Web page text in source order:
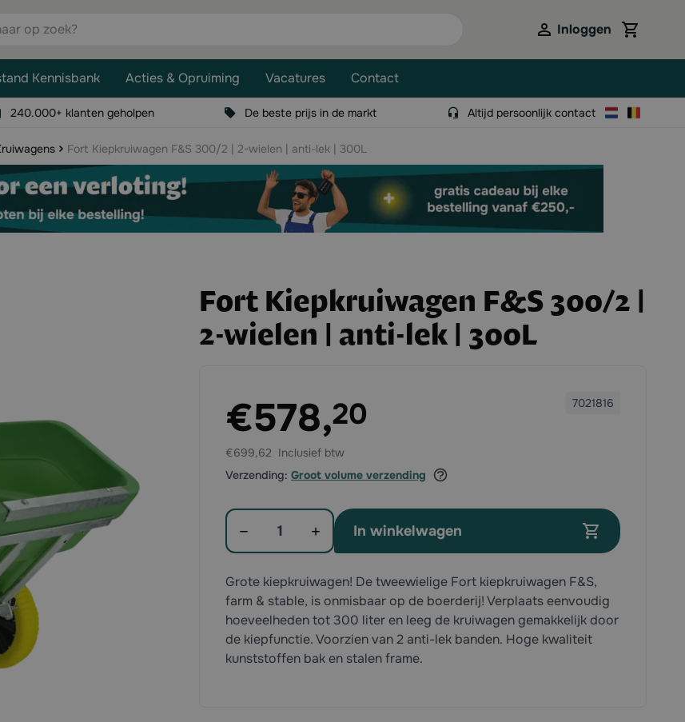
zoek? Inloggen View
Kennisbank Acties & Opruiming Vacatures Contact
240.000+ klanten geholpen De beste prijs in de markt Altijd persoonlijk contact
Fort Kiepkruiwagen F&S 300/2 | 2-wielen | anti-lek | 300L
Fort Kiepkruiwagen F&S 300/2 |
2-wielen | anti-lek | 300L
Exclusief btw:
€578,20
€699,62
7021816
Verzending: Groot volume verzending
Aantal
In winkelwagen
Grote kiepkruiwagen! De tweewielige Fort kiepkruiwagen F&S,
farm & stable, is onmisbaar op de boerderij! Verplaats eenvoudig
hoeveelheden tot 300 liter en leeg de kruiwagen gemakkelijk door
de kiepfunctie. Voorzien van 2 anti-lek banden. Hoge kwaliteit
kunststoffen bak en stalen frame.